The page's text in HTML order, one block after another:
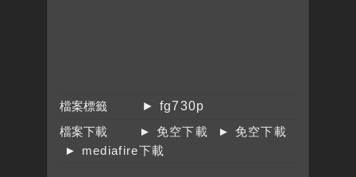
檔案標籤
► fg730p
檔案下載